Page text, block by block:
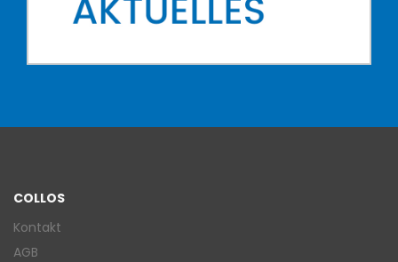
COLLOS
Kontakt
AGB